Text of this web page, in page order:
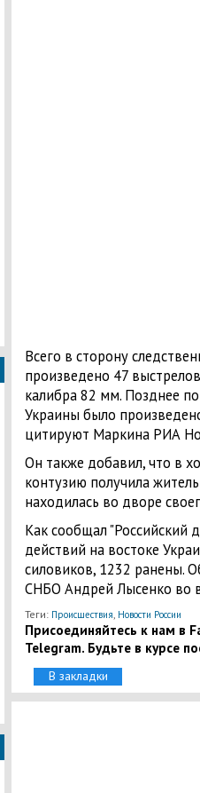
Всего в сторону
произведено 47
калибра 82 мм. Позднее
Украины было
цитируют Маркина РИА
Он также добавил, что в
контузию получила
находилась во дворе
Как сообщал "Российский
действий на востоке
силовиков, 1232 ранены.
СНБО Андрей Лысенко во
Теги: Происшествия, Новости России
Присоединяйтесь к нам в
Telegram. Будьте в курсе
В закладки